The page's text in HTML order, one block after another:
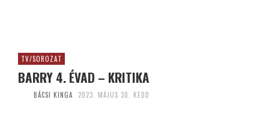
TV/SOROZAT
BARRY 4. ÉVAD – KRITIKA
BÁCSI KINGA 2023. MÁJUS 30. KEDD